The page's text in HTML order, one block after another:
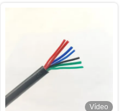
Vídeo